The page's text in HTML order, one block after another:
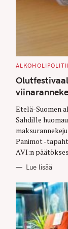
C
T
E
G
O
I
E
S
Etelä-Suomen
Sahdille
Panimot -
AVI:n
Lue lisää